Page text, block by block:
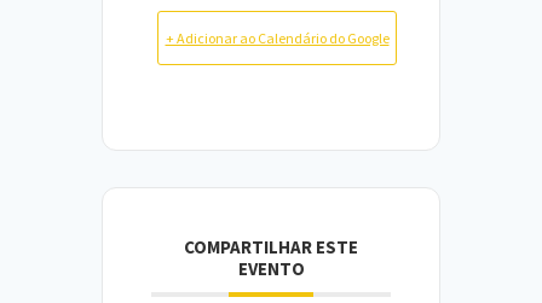
+ Adicionar ao Calendário do Google
COMPARTILHAR ESTE
EVENTO